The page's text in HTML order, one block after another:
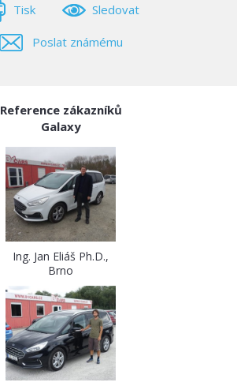
Tisk Sledovat
Poslat známému
Reference zákazníků
Galaxy
Ing. Jan Eliáš Ph.D.,
Brno